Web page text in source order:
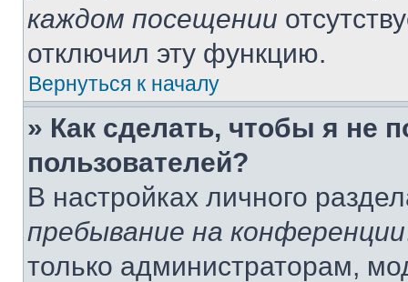
каждом посещении
отключил эту функцию.
Вернуться к началу
» Как сделать, чтобы я не
пользователей?
В настройках личного
пребывание на конференции
только администраторам,